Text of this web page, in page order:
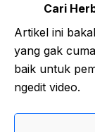
Cari
Artikel ini
yang gak
baik untuk
ngedit video.